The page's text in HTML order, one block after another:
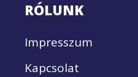
RÓLUNK
Impresszum
Kapcsolat